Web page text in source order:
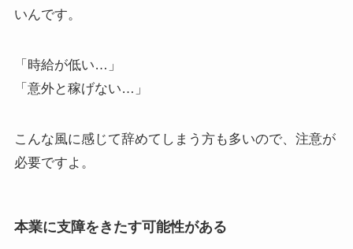
いんです。
「時給が低い…」
「意外と稼げない…」
こんな風に感じて辞めてしまう方も多いので、注意が
必要ですよ。
本業に支障をきたす可能性がある